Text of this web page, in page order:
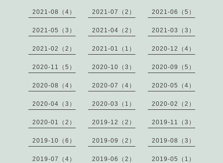
2021-08（4） 2021-07（2） 2021-06（5）
2021-05（3） 2021-04（2） 2021-03（3）
2021-02（2） 2021-01（1） 2020-12（4）
2020-11（5） 2020-10（3） 2020-09（5）
2020-08（4） 2020-07（4） 2020-05（4）
2020-04（3） 2020-03（1） 2020-02（2）
2020-01（2） 2019-12（2） 2019-11（3）
2019-10（6） 2019-09（2） 2019-08（3）
2019-07（4） 2019-06（2） 2019-05（1）